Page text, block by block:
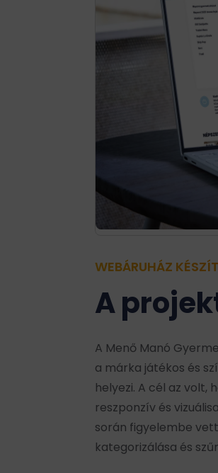
WEBÁRUHÁZ
A
A Menő Manó
a márka játékos és
helyezi. A cél az volt,
reszponzív és
során figyelembe
kategorizálása és